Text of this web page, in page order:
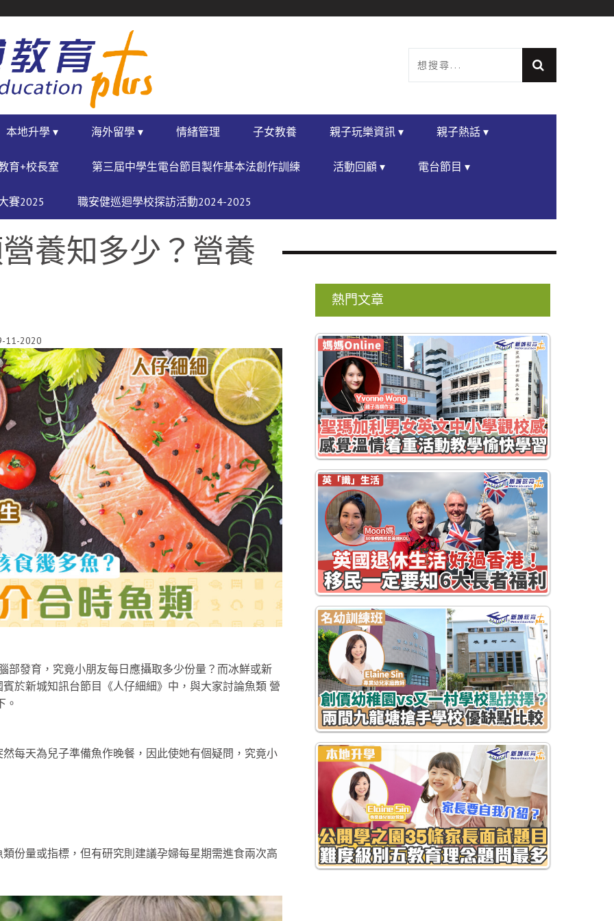
本地升學 ▾ 海外留學 ▾ 情緒管理 子女教養 親子玩樂資訊 ▾ 親子熱話 ▾
育+校長室 第三屆中學生電台節目製作基本法創作訓練 活動回顧 ▾ 電台節目 ▾
賽2025 職安健巡迴學校探訪活動2024-2025
養知多少？營養
11-2020
部發育，究竟小朋友每日應攝取多少份量？而冰鮮或新
於新城知訊台節目《人仔細細》中，與大家討論魚類 營
。
每天為兒子準備魚作晚餐，因此使她有個疑問，究竟小
份量或指標，但有研究則建議孕婦每星期需進食兩次高
熱門文章